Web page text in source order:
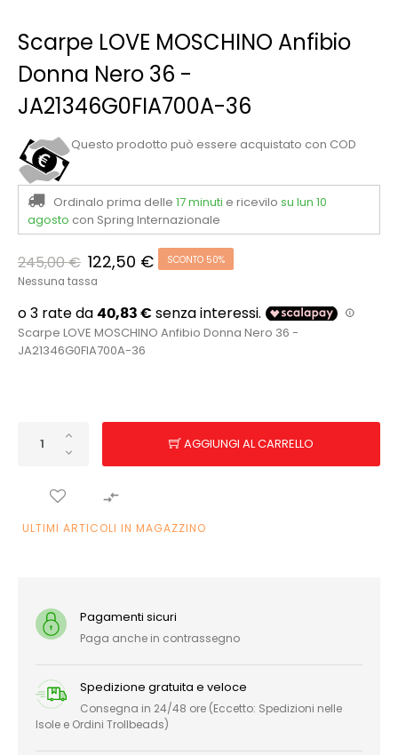
Scarpe LOVE MOSCHINO Anfibio
Donna Nero 36 -
JA21346G0FIA700A-36
Questo prodotto può essere acquistato con COD
Ordinalo prima delle 17 minuti e ricevilo su lun 10
agosto con Spring Internazionale
245,00 € 122,50 € SCONTO 50%
Nessuna tassa
Scarpe LOVE MOSCHINO Anfibio Donna Nero 36 -
JA21346G0FIA700A-36
AGGIUNGI AL CARRELLO

ULTIMI ARTICOLI IN MAGAZZINO
Pagamenti sicuri
Paga anche in contrassegno
Spedizione gratuita e veloce
Consegna in 24/48 ore (Eccetto: Spedizioni nelle
Isole e Ordini Trollbeads)